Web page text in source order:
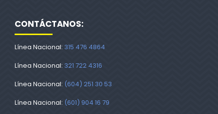
CONTÁCTANOS:
Línea Nacional: 315 476 4864
Línea Nacional: 321 722 4316
Línea Nacional: (604) 251 30 53
Línea Nacional: (601) 904 16 79